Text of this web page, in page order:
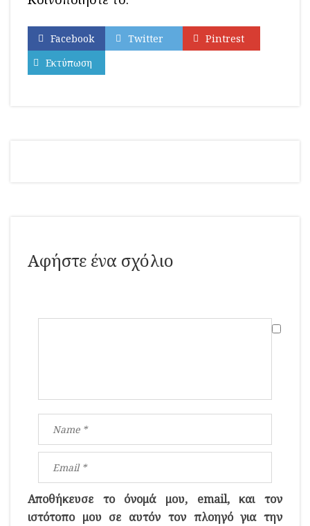
Facebook Twitter
Pintrest
Εκτύπωση
Αφήστε ένα σχόλιο
Αποθήκευσε το όνομά μου, email, και τον
ιστότοπο μου σε αυτόν τον πλοηγό για την